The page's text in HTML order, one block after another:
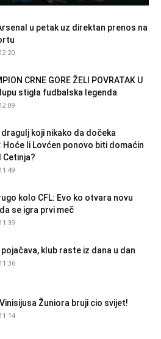
u petak uz direktan prenos na
CRNE GORE ŽELI POVRATAK U
stigla fudbalska legenda
koji nikako da dočeka
Hoće li Lovćen ponovo biti domaćin
Cetinja?
kolo CFL: Evo ko otvara novu
se igra prvi meč
klub raste iz dana u dan
Žuniora bruji cio svijet!